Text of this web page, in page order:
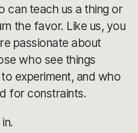
can teach us a thing or
the favor. Like us, you
passionate about
who see things
experiment, and who
for constraints.